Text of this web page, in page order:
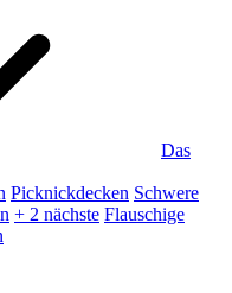
Das
Picknickdecken Schwere
+ 2 nächste Flauschige